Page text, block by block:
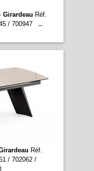
Girardeau Réf.
/ 700947
...
Réf.
/ 702062 /